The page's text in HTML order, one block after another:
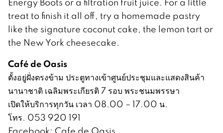
treat to finish it all off, try a homemade pastry
like the signature coconut cake, the lemon tart or
the New York cheesecake.
Café de Oasis
ตั้งอยู่ฝั่งตรงข้าม ประตูทางเข้าศูนย์ประชุมและแสดงสินค้า
นานาชาติ เฉลิมพระเกียรติ 7 รอบ พระชนมพรรษา
เปิดให้บริการทุกวัน เวลา 08.00 – 17.00 น.
โทร. 053 920 191